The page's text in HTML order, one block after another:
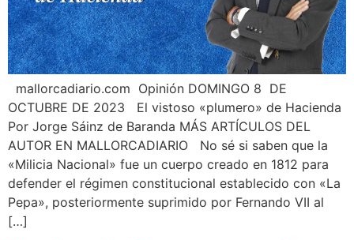
mallorcadiario.com Opinión DOMINGO 8 DE
OCTUBRE DE 2023 El vistoso «plumero» de Hacienda
Por Jorge Sáinz de Baranda MÁS ARTÍCULOS DEL
AUTOR EN MALLORCADIARIO No sé si saben que la
«Milicia Nacional» fue un cuerpo creado en 1812 para
defender el régimen constitucional establecido con «La
Pepa», posteriormente suprimido por Fernando VII al
[…]